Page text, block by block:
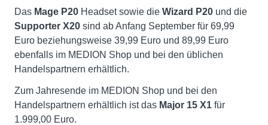
Das Mage P20 Headset sowie die Wizard P20 und die
Supporter X20 sind ab Anfang September für 69,99
Euro beziehungsweise 39,99 Euro und 89,99 Euro
ebenfalls im MEDION Shop und bei den üblichen
Handelspartnern erhältlich.
Zum Jahresende im MEDION Shop und bei den
Handelspartnern erhältlich ist das Major 15 X1 für
1.999,00 Euro.